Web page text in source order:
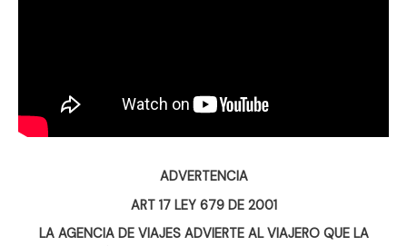
ADVERTENCIA
ART 17 LEY 679 DE 2001
LA AGENCIA DE VIAJES ADVIERTE AL VIAJERO QUE LA